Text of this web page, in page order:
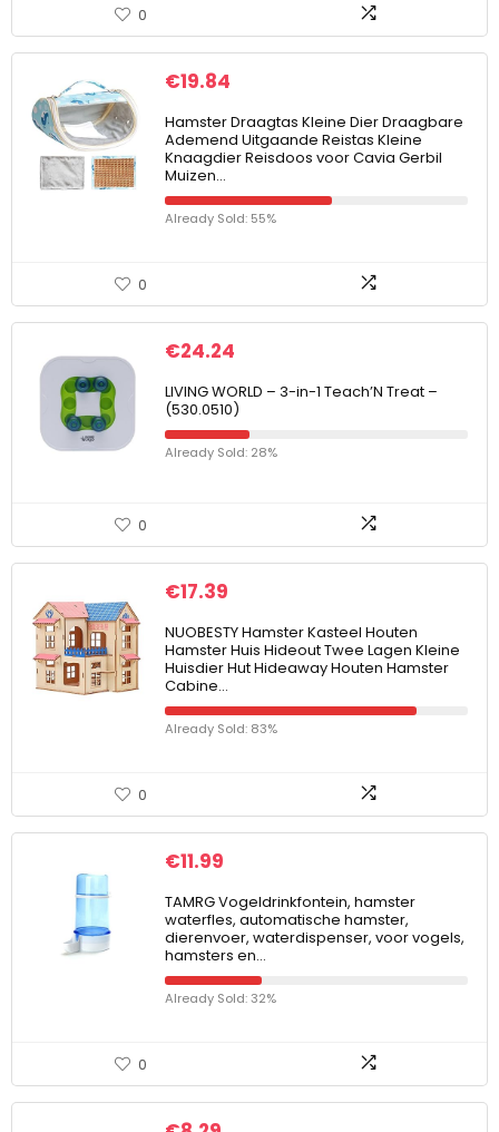
0
€19.84
Hamster Draagtas Kleine Dier Draagbare
Ademend Uitgaande Reistas Kleine
Knaagdier Reisdoos voor Cavia Gerbil
Muizen…
Already Sold: 55%
0
€24.24
LIVING WORLD – 3-in-1 Teach’N Treat –
(530.0510)
Already Sold: 28%
0
€17.39
NUOBESTY Hamster Kasteel Houten
Hamster Huis Hideout Twee Lagen Kleine
Huisdier Hut Hideaway Houten Hamster
Cabine…
Already Sold: 83%
0
€11.99
TAMRG Vogeldrinkfontein, hamster
waterfles, automatische hamster,
dierenvoer, waterdispenser, voor vogels,
hamsters en…
Already Sold: 32%
0